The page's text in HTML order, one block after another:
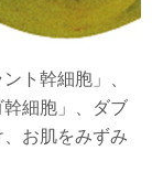
ト幹細胞」、
細胞」、ダブ
お肌をみずみ